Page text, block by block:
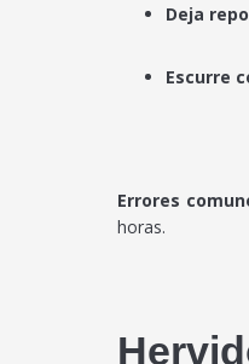
Deja
Escurre
Errores
horas.